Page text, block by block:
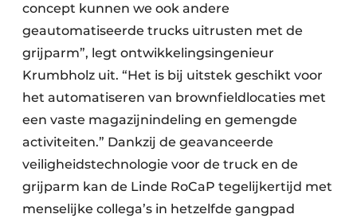
concept kunnen we ook andere
geautomatiseerde trucks uitrusten met de
grijparm”, legt ontwikkelingsingenieur
Krumbholz uit. “Het is bij uitstek geschikt voor
het automatiseren van brownfieldlocaties met
een vaste magazijnindeling en gemengde
activiteiten.” Dankzij de geavanceerde
veiligheidstechnologie voor de truck en de
grijparm kan de Linde RoCaP tegelijkertijd met
menselijke collega’s in hetzelfde gangpad